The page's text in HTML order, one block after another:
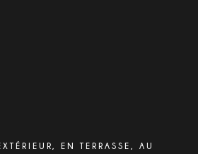
EN TERRASSE, AU